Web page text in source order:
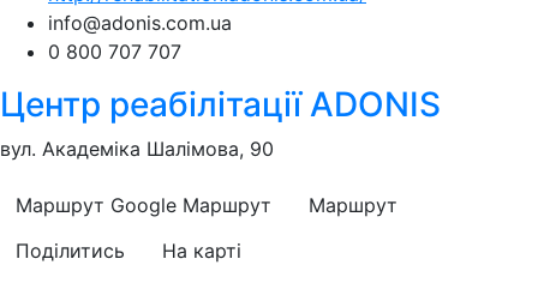
info@adonis.com.ua
0 800 707 707
Центр реабілітації ADONIS
вул. Академіка Шалімова, 90
Маршрут Google Маршрут
Маршрут
Поділитись
На карті